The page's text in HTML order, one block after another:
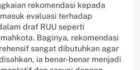
rekomendasi kepada
evaluasi terhadap
draf RUU seperti
Baginya, rekomendasi
sangat dibutuhkan agar
ia benar-benar menjadi